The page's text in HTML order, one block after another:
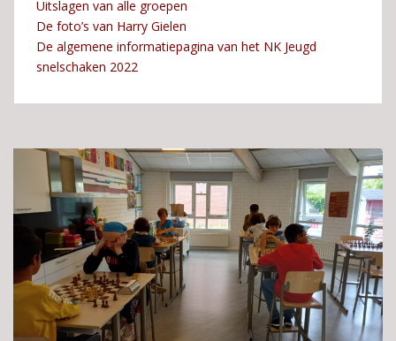
Uitslagen van alle groepen
De foto’s van Harry Gielen
De algemene informatiepagina van het NK Jeugd
snelschaken 2022